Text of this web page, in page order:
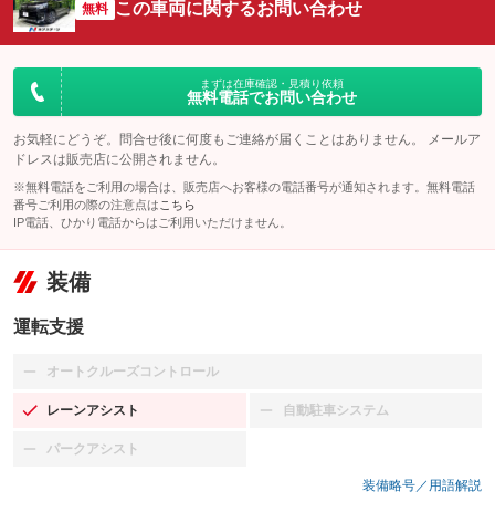
無料 この車両に関するお問い合わせ
まずは在庫確認・見積り依頼
無料電話でお問い合わせ
お気軽にどうぞ。問合せ後に何度もご連絡が届くことはありません。 メールア
ドレスは販売店に公開されません。
※無料電話をご利用の場合は、販売店へお客様の電話番号が通知されます。無料電話
番号ご利用の際の注意点は こちら
IP電話、ひかり電話からはご利用いただけません。
装備
運転支援
オートクルーズコントロール
：装備なし
レーンアシスト
：装備あり 自動駐車システム
：装備なし
パークアシスト
：装備なし
装備略号／用語解説